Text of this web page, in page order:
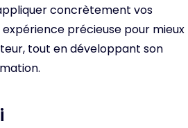
concrètement vos
précieuse pour mieux
tout en développant son